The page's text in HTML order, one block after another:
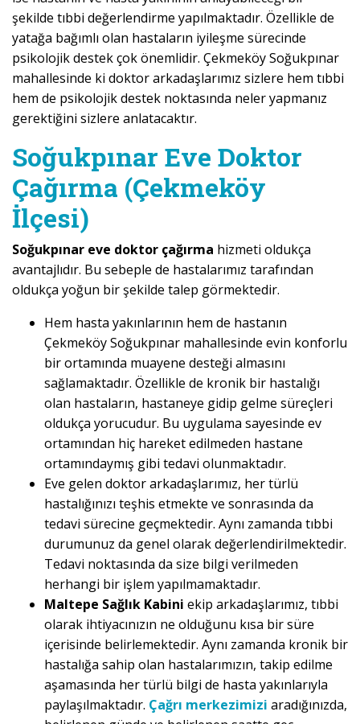
şekilde tıbbi değerlendirme yapılmaktadır. Özellikle de
yatağa bağımlı olan hastaların iyileşme sürecinde
psikolojik destek çok önemlidir. Çekmeköy Soğukpınar
mahallesinde ki doktor arkadaşlarımız sizlere hem tıbbi
hem de psikolojik destek noktasında neler yapmanız
gerektiğini sizlere anlatacaktır.
Soğukpınar Eve Doktor
Çağırma (Çekmeköy
İlçesi)
Soğukpınar eve doktor çağırma hizmeti oldukça
avantajlıdır. Bu sebeple de hastalarımız tarafından
oldukça yoğun bir şekilde talep görmektedir.
Hem hasta yakınlarının hem de hastanın
Çekmeköy Soğukpınar mahallesinde evin konforlu
bir ortamında muayene desteği almasını
sağlamaktadır. Özellikle de kronik bir hastalığı
olan hastaların, hastaneye gidip gelme süreçleri
oldukça yorucudur. Bu uygulama sayesinde ev
ortamından hiç hareket edilmeden hastane
ortamındaymış gibi tedavi olunmaktadır.
Eve gelen doktor arkadaşlarımız, her türlü
hastalığınızı teşhis etmekte ve sonrasında da
tedavi sürecine geçmektedir. Aynı zamanda tıbbi
durumunuz da genel olarak değerlendirilmektedir.
Tedavi noktasında da size bilgi verilmeden
herhangi bir işlem yapılmamaktadır.
Maltepe Sağlık Kabini ekip arkadaşlarımız, tıbbi
olarak ihtiyacınızın ne olduğunu kısa bir süre
içerisinde belirlemektedir. Aynı zamanda kronik bir
hastalığa sahip olan hastalarımızın, takip edilme
aşamasında her türlü bilgi de hasta yakınlarıyla
paylaşılmaktadır. Çağrı merkezimizi aradığınızda,